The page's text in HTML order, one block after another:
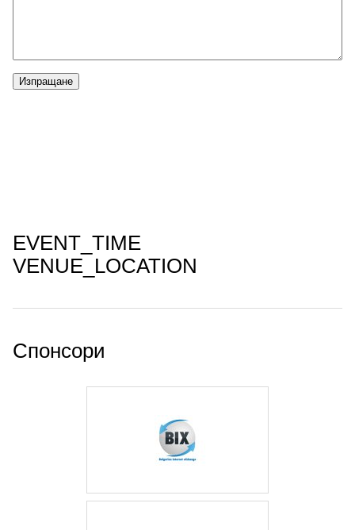
Изпращане
EVENT_TIME
VENUE_LOCATION
Спонсори